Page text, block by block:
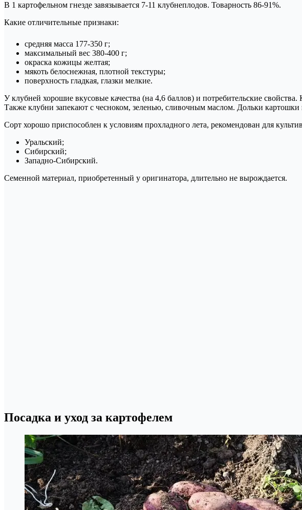
В 1 картофельном гнезде завязывается 7-11 клубнеплодов. Товарность 86-91%.
Какие отличительные признаки:
средняя масса 177-350 г;
максимальный вес 380-400 г;
окраска кожицы желтая;
мякоть белоснежная, плотной текстуры;
поверхность гладкая, глазки мелкие.
У клубней хорошие вкусовые качества (на 4,6 баллов) и потребительские
Также клубни запекают с чесноком, зеленью, сливочным маслом. Дольки
Сорт хорошо приспособлен к условиям прохладного лета, рекомендован для
Уральский;
Сибирский;
Западно-Сибирский.
Семенной материал, приобретенный у оригинатора, длительно не вырождается.
Посадка и уход за картофелем